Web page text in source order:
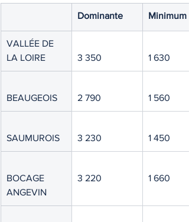
Dominante Minimum
VALLÉE DE
LA LOIRE
3 350 1 630
BEAUGEOIS 2 790 1 560
SAUMUROIS 3 230 1 450
BOCAGE
ANGEVIN
3 220 1 660